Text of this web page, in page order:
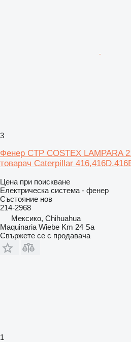
3
Фенер CTP COSTEX LAMPARA
товарач Caterpillar
Цена при поискване
Електрическа система - фенер
Състояние нов
214-2968
Мексико, Chihuahua
Maquinaria Wiebe Km 24 Sa
Свържете се с продавача
1